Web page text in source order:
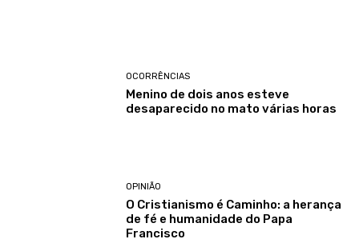
OCORRÊNCIAS
Menino de dois anos esteve
desaparecido no mato várias horas
OPINIÃO
O Cristianismo é Caminho: a herança
de fé e humanidade do Papa
Francisco